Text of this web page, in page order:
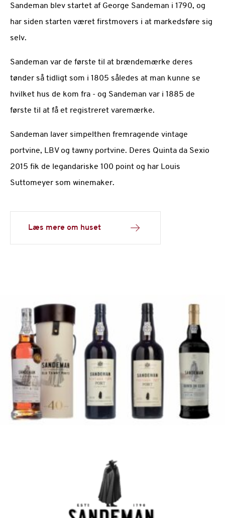
Sandeman blev startet af George Sandeman i 1790, og
har siden starten været firstmovers i at markedsføre sig
selv.
Sandeman var de første til at brændemærke deres
tønder så tidligt som i 1805 således at man kunne se
hvilket hus de kom fra - og Sandeman var i 1885 de
første til at få et registreret varemærke.
Sandeman laver simpelthen fremragende vintage
portvine, LBV og tawny portvine. Deres Quinta da Sexio
2015 fik de legandariske 100 point og har Louis
Suttomeyer som winemaker.
Læs mere om huset